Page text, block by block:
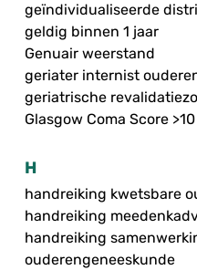
geïndividualiseerde
geldig binnen 1 jaar
Genuair weerstand
geriater internist
geriatrische
Glasgow Coma Score >10
H
handreiking kwetsbare
handreiking
handreiking
ouderengeneeskunde